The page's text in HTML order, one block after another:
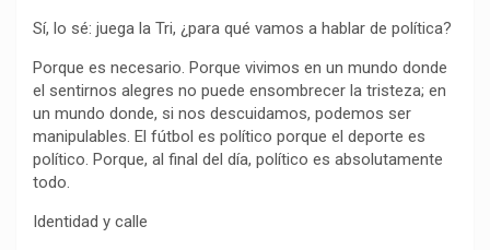
o
k
p
p
a
m
n
k
i
r
Sí, lo sé: juega la Tri, ¿para qué vamos a hablar de política?
Porque es necesario. Porque vivimos en un mundo donde
el sentirnos alegres no puede ensombrecer la tristeza; en
un mundo donde, si nos descuidamos, podemos ser
manipulables. El fútbol es político porque el deporte es
político. Porque, al final del día, político es absolutamente
todo.
Identidad y calle